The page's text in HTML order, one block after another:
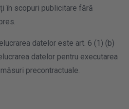
în scopuri publicitare fără
datelor este art. 6 (1) (b)
datelor pentru executarea
precontractuale.